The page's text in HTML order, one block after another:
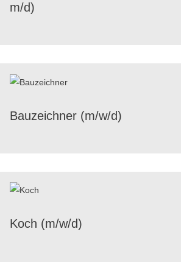
m/​d)
Bauzeich­ner (m/​w/​d)
Koch (m/​w/​d)